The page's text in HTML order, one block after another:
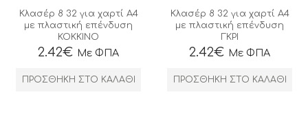
Κλασέρ 8 32 για χαρτί Α4
με πλαστική επένδυση
ΚΟΚΚΙΝΟ
2.42€ Με ΦΠΑ
ΠΡΟΣΘΉΚΗ ΣΤΟ ΚΑΛΆΘΙ
Κλασέρ 8 32 για χαρτί Α4
με πλαστική επένδυση
ΓΚΡΙ
2.42€ Με ΦΠΑ
ΠΡΟΣΘΉΚΗ ΣΤΟ ΚΑΛΆΘΙ